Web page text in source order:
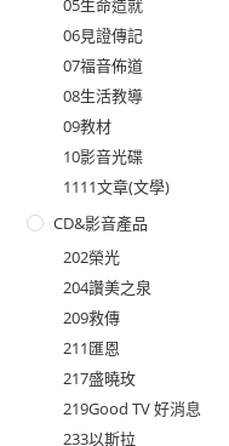
06見證傳記
07福音佈道
08生活教導
09教材
10影音光碟
1111文章(文學)
CD&影音產品
202榮光
204讚美之泉
209救傳
211匯恩
217盛曉玫
219Good TV 好消息
233以斯拉